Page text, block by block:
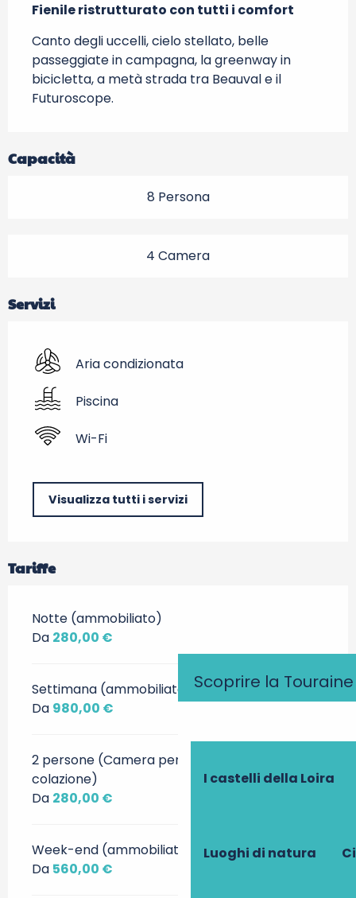
Scoprire la Touraine
I castelli della Loira
Luoghi di natura
Fienile ristrutturato con tutti i comfort
Canto degli uccelli, cielo stellato, belle
passeggiate in campagna, la greenway in
bicicletta, a metà strada tra Beauval e il
Futuroscope.
Capacità
8 Persona
4 Camera
Servizi
Aria condizionata
Piscina
Wi-Fi
Visualizza tutti i servizi
Tariffe
Notte (ammobiliato)
Da 280,00 €
Settimana (ammobiliato)
Da 980,00 €
2 persone (Camera per ospiti e piccola
colazione)
Da 280,00 €
Week-end (ammobiliato)
Da 560,00 €